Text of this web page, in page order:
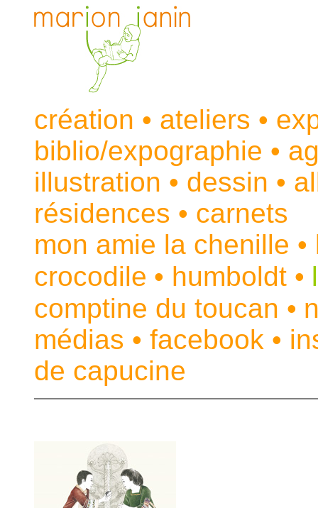
création • ateliers •
biblio/expographie •
illustration • dessin •
résidences • carnets
mon amie la chenille
crocodile • humboldt •
comptine du toucan •
médias • facebook •
de capucine